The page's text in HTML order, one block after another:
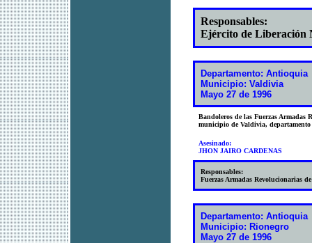
Responsables:
Ejército de Liberación
Departamento: Antioquia
Municipio: Valdivia
Mayo 27 de 1996
Bandoleros de las Fuerzas Armadas
municipio de Valdivia,
Asesinado:
JHON JAIRO CARDENAS
Responsables:
Fuerzas Armadas Revolucionarias
Departamento: Antioquia
Municipio: Rionegro
Mayo 27 de 1996